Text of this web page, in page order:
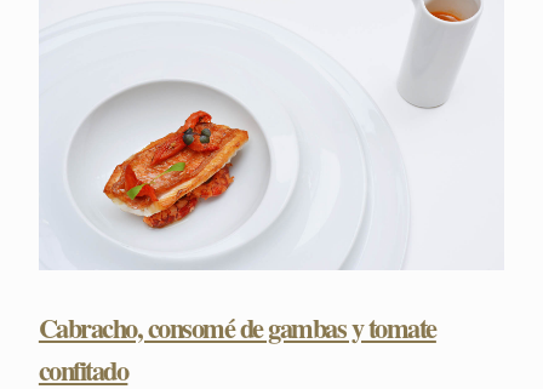
Cabracho, consomé de gambas y tomate
confitado